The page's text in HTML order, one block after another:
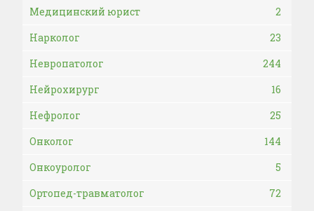
Медицинский юрист
2
Нарколог
23
Невропатолог
244
Нейрохирург
16
Нефролог
25
Онколог
144
Онкоуролог
5
Ортопед-травматолог
72